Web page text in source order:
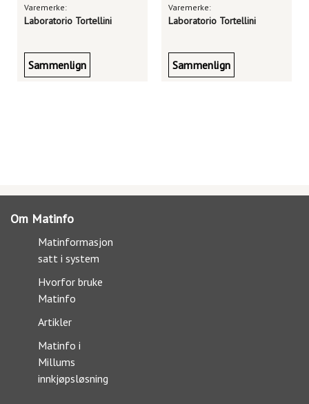
Varemerke:
Laboratorio Tortellini
Sammenlign
Varemerke:
Laboratorio Tortellini
Sammenlign
Om Matinfo
Matinformasjon
satt i system
Hvorfor bruke
Matinfo
Artikler
Matinfo i
Millums
innkjøpsløsning